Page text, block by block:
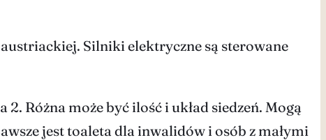
Silniki elektryczne są sterowane
Różna może być ilość i układ siedzeń. Mogą
jest toaleta dla inwalidów i osób z małymi